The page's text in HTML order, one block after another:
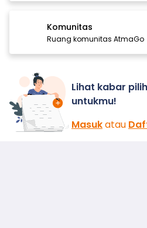
Komunitas
Ruang komunitas AtmaGo
Lihat kabar
untukmu!
Masukatau